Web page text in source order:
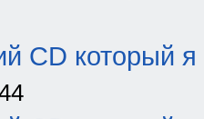
CD который я